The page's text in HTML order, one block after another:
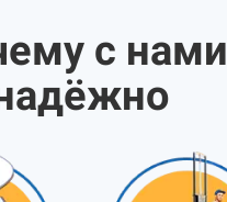
с нами